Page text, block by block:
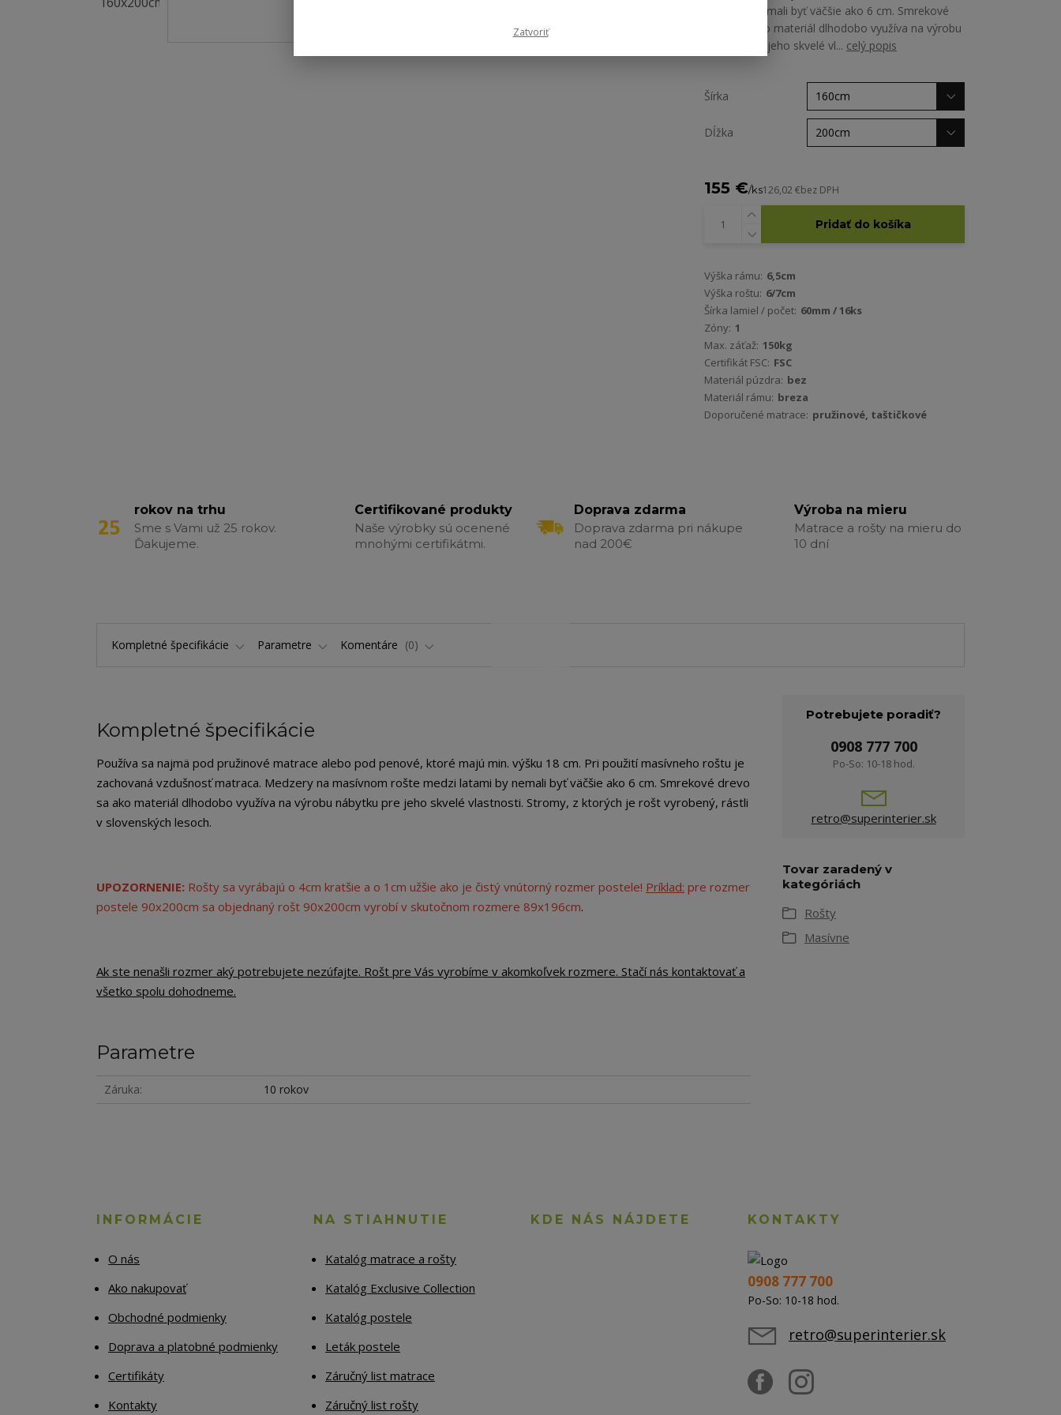
latami by nemali byť väčšie ako 6 cm. Smrekové
drevo sa ako materiál dlhodobo využíva na výrobu
nábytku pre jeho skvelé vl... celý popis
Šírka
Dĺžka
155 €/ks126,02 €bez DPH
Pridať do košíka
Výška rámu: 6,5cm
Výška roštu: 6/7cm
Šírka lamiel / počet: 60mm / 16ks
Zóny: 1
Max. záťaž: 150kg
Certifikát FSC: FSC
Materiál púzdra: bez
Materiál rámu: breza
Doporučené matrace: pružinové, taštičkové
rokov na trhu
Sme s Vami už 25 rokov.
Ďakujeme.
Certifikované produkty
Naše výrobky sú ocenené
mnohými certifikátmi.
Doprava zdarma
Doprava zdarma pri nákupe
nad 200€
Výroba na mieru
Matrace a rošty na mieru do
10 dní
Kompletné špecifikácie Parametre Komentáre 0
Kompletné špecifikácie
Používa sa najmä pod pružinové matrace alebo pod penové, ktoré majú min. výšku 18 cm. Pri použití masívneho roštu je
zachovaná vzdušnosť matraca. Medzery na masívnom rošte medzi latami by nemali byť väčšie ako 6 cm. Smrekové drevo
sa ako materiál dlhodobo využíva na výrobu nábytku pre jeho skvelé vlastnosti. Stromy, z ktorých je rošt vyrobený, rástli
v slovenských lesoch.
UPOZORNENIE: Rošty sa vyrábajú o 4cm kratšie a o 1cm užšie ako je čistý vnútorný rozmer postele! Príklad: pre rozmer
postele 90x200cm sa objednaný rošt 90x200cm vyrobí v skutočnom rozmere 89x196cm.
Ak ste nenašli rozmer aký potrebujete nezúfajte. Rošt pre Vás vyrobíme v akomkoľvek rozmere. Stačí nás kontaktovať a
všetko spolu dohodneme.
Parametre
Záruka 10 rokov
Potrebujete poradiť?
0908 777 700
Po-So: 10-18 hod.
retro@superinterier.sk
Tovar zaradený v
kategóriách
Rošty
Masívne
INFORMÁCIE
O nás
Ako nakupovať
Obchodné podmienky
Doprava a platobné podmienky
Certifikáty
Kontakty
NA STIAHNUTIE
Katalóg matrace a rošty
Katalóg Exclusive Collection
Katalóg postele
Leták postele
Záručný list matrace
Záručný list rošty
KDE NÁS NÁJDETE KONTAKTY
0908 777 700
Po-So: 10-18 hod.
retro@superinterier.sk
Zatvoriť